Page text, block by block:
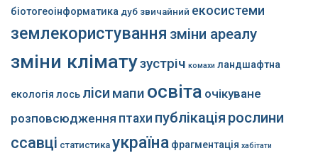
біотогеоінформатика дуб звичайний екосистеми
землекористування зміни ареалу
зміни кліматузустріч комахи ландшафтна
екологія лось ліси мапи освіта очікуване
розповсюдження птахи публікація рослини
ссавці статистика україна фрагментація хабітати